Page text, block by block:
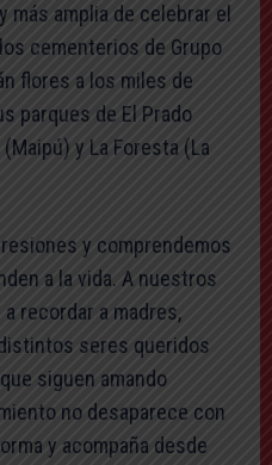
más amplia de celebrar el
cementerios de Grupo
flores a los miles de
parques de El Prado
y La Foresta (La
y comprendemos
a la vida. A nuestros
recordar a madres,
seres queridos
siguen amando
no desaparece con
y acompaña desde